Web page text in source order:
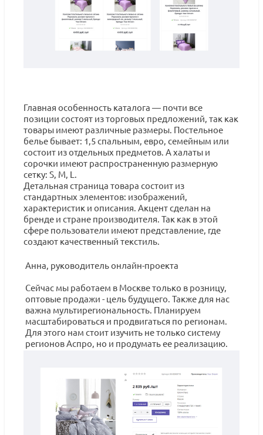
Главная особенность каталога — почти все
позиции состоят из торговых предложений, так как
товары имеют различные размеры. Постельное
белье бывает: 1,5 спальным, евро, семейным или
состоит из отдельных предметов. А халаты и
сорочки имеют распространенную размерную
сетку: S, M, L.
Детальная страница товара состоит из
стандартных элементов: изображений,
характеристик и описания. Акцент сделан на
бренде и стране производителя. Так как в этой
сфере пользователи имеют представление, где
создают качественный текстиль.
Анна, руководитель онлайн-проекта
Сейчас мы работаем в Москве только в розницу,
оптовые продажи - цель будущего. Также для нас
важна мультирегиональность. Планируем
масштабироваться и продвигаться по регионам.
Для этого нам стоит изучить не только систему
регионов Аспро, но и продумать ее реализацию.